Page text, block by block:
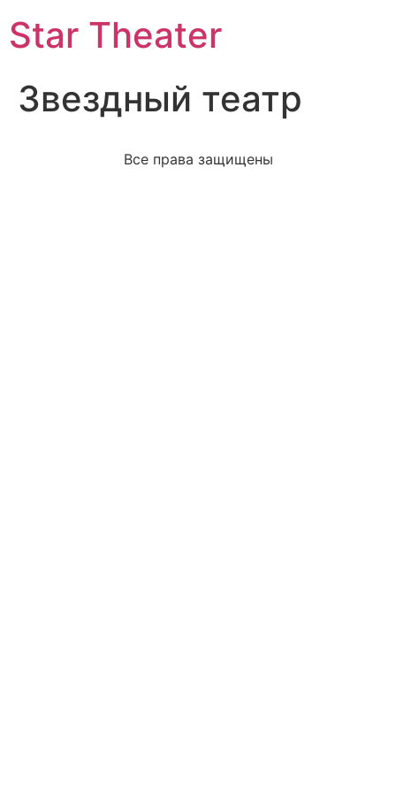
Star Theater
Звездный театр
Все права защищены